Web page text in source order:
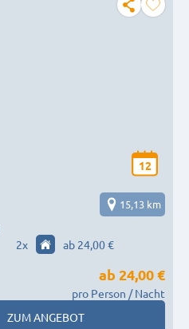
12
15,13 km
2x ab 24,00 €
ab 24,00 €
pro Person / Nacht
ZUM ANGEBOT